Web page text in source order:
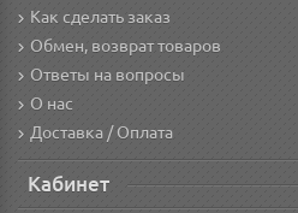
Как сделать заказ
Обмен, возврат товаров
Ответы на вопросы
О нас
Доставка / Оплата
Кабинет